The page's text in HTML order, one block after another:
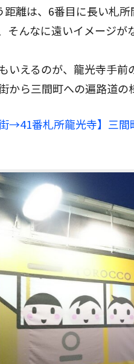
離は、6番目に長い札
そんなに遠いイメージ
いえるのが、龍光寺手前
から三間町への遍路道の
→41番札所龍光寺】 三間